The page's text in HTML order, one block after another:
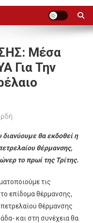
Μέσα
Για Την
θα εκδοθεί η
θέρμανσης,
το πρωί της Τρίτης.
τις
επίδομα θέρμανσης,
θέρμανσης
και στη συνέχεια θα